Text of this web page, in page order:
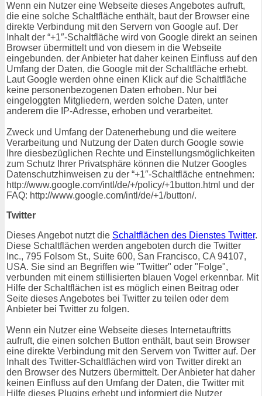
Wenn ein Nutzer eine Webseite dieses Angebotes aufruft,
die eine solche Schaltfläche enthält, baut der Browser eine
direkte Verbindung mit den Servern von Google auf. Der
Inhalt der “+1″-Schaltfläche wird von Google direkt an seinen
Browser übermittelt und von diesem in die Webseite
eingebunden. der Anbieter hat daher keinen Einfluss auf den
Umfang der Daten, die Google mit der Schaltfläche erhebt.
Laut Google werden ohne einen Klick auf die Schaltfläche
keine personenbezogenen Daten erhoben. Nur bei
eingeloggten Mitgliedern, werden solche Daten, unter
anderem die IP-Adresse, erhoben und verarbeitet.
Zweck und Umfang der Datenerhebung und die weitere
Verarbeitung und Nutzung der Daten durch Google sowie
Ihre diesbezüglichen Rechte und Einstellungsmöglichkeiten
zum Schutz Ihrer Privatsphäre können die Nutzer Googles
Datenschutzhinweisen zu der “+1″-Schaltfläche entnehmen:
http://www.google.com/intl/de/+/policy/+1button.html und der
FAQ: http://www.google.com/intl/de/+1/button/.
Twitter
Dieses Angebot nutzt die Schaltflächen des Dienstes Twitter.
Diese Schaltflächen werden angeboten durch die Twitter
Inc., 795 Folsom St., Suite 600, San Francisco, CA 94107,
USA. Sie sind an Begriffen wie "Twitter" oder "Folge",
verbunden mit einem stillisierten blauen Vogel erkennbar. Mit
Hilfe der Schaltflächen ist es möglich einen Beitrag oder
Seite dieses Angebotes bei Twitter zu teilen oder dem
Anbieter bei Twitter zu folgen.
Wenn ein Nutzer eine Webseite dieses Internetauftritts
aufruft, die einen solchen Button enthält, baut sein Browser
eine direkte Verbindung mit den Servern von Twitter auf. Der
Inhalt des Twitter-Schaltflächen wird von Twitter direkt an
den Browser des Nutzers übermittelt. Der Anbieter hat daher
keinen Einfluss auf den Umfang der Daten, die Twitter mit
Hilfe dieses Plugins erhebt und informiert die Nutzer